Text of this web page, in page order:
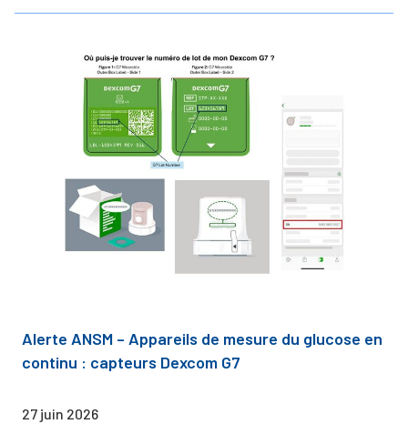
Alerte ANSM – Appareils de mesure du glucose en
continu : capteurs Dexcom G7
27 juin 2026